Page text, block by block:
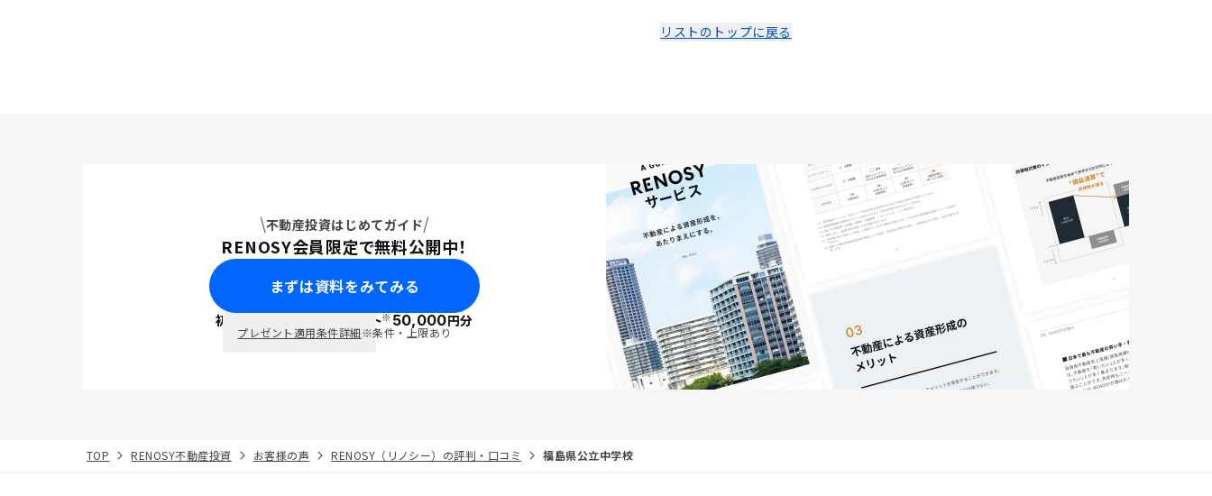
あるかもしれません。その際はまた
お世話になります。 はじめて半年
ほどですが、担当の方から様々な支
援をいただきながらここまで来るこ
とができました。大変感謝しており
ます。 未だに紹介することができ
ていないので、紹介する際のマニュ
リストのトップに戻る
不動産投資はじめてガイド
RENOSY会員限定で無料公開中！
まずは資料をみてみる
初回面談で ポイント※50,000円分
プレゼント適用条件詳細※条件・上限あり
TOP RENOSY不動産投資 お客様の声 RENOSY（リノシー）の評判・口コミ 福島県公立中学校